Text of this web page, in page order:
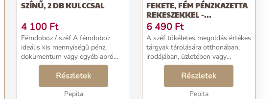
SZÍNŰ, 2 DB KULCCSAL
4 100 Ft
Fémdoboz / széf A fémdoboz
ideális kis mennyiségű pénz,
dokumentum vagy egyéb apró
tárgy tárolására. A termék
készül - festett. * A fedél két
belső erős pánthoz ...
Részletek
Pepita
FEKETE, FÉM PÉNZKAZETTA
REKESZEKKEL -
HORDOZHATÓ...
6 490 Ft
A széf tökéletes megoldás értékes
tárgyak tárolására otthonában,
irodájában, üzletében vagy
bármely más helyen, ahol fontos
az értékek védelme. A széf egy
szállodai szobában is működni
fog, ahol a szá...
Részletek
Pepita